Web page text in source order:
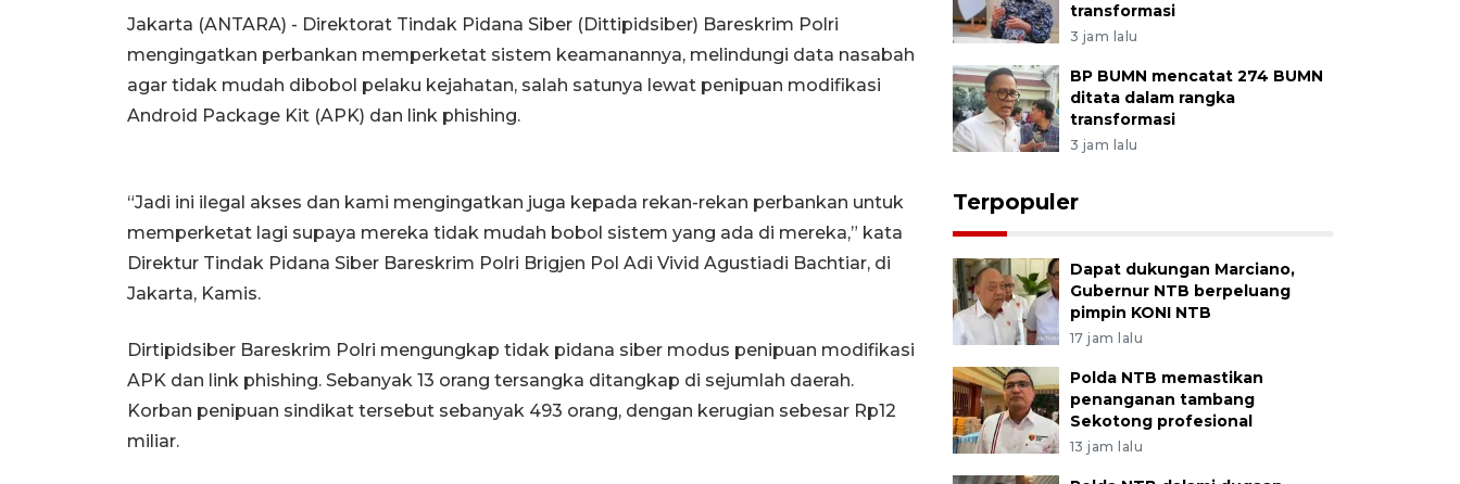
Jakarta (ANTARA) - Direktorat Tindak Pidana Siber (Dittipidsiber) Bareskrim Polri
mengingatkan perbankan memperketat sistem keamanannya, melindungi data nasabah
agar tidak mudah dibobol pelaku kejahatan, salah satunya lewat penipuan modifikasi
Android Package Kit (APK) dan link phishing.
“Jadi ini ilegal akses dan kami mengingatkan juga kepada rekan-rekan perbankan untuk
memperketat lagi supaya mereka tidak mudah bobol sistem yang ada di mereka,” kata
Direktur Tindak Pidana Siber Bareskrim Polri Brigjen Pol Adi Vivid Agustiadi Bachtiar, di
Jakarta, Kamis.
Dirtipidsiber Bareskrim Polri mengungkap tidak pidana siber modus penipuan modifikasi
APK dan link phishing. Sebanyak 13 orang tersangka ditangkap di sejumlah daerah.
Korban penipuan sindikat tersebut sebanyak 493 orang, dengan kerugian sebesar Rp12
miliar.
transformasi
3 jam lalu
BP BUMN mencatat 274 BUMN
ditata dalam rangka
transformasi
3 jam lalu
Terpopuler
Dapat dukungan Marciano,
Gubernur NTB berpeluang
pimpin KONI NTB
17 jam lalu
Polda NTB memastikan
penanganan tambang
Sekotong profesional
13 jam lalu